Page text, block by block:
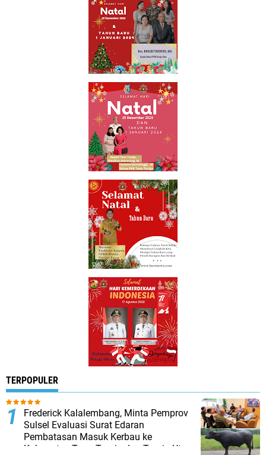
TERPOPULER
Frederick Kalalembang, Minta Pemprov
Sulsel Evaluasi Surat Edaran
Pembatasan Masuk Kerbau ke
Kabupaten Tana Toraja dan Toraja Utara